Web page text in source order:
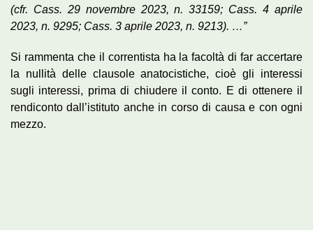
(cfr. Cass. 29 novembre 2023, n. 33159; Cass. 4 aprile
2023, n. 9295; Cass. 3 aprile 2023, n. 9213). …”
Si rammenta che il correntista ha la facoltà di far accertare
la nullità delle clausole anatocistiche, cioè gli interessi
sugli interessi, prima di chiudere il conto. E di ottenere il
rendiconto dall’istituto anche in corso di causa e con ogni
mezzo.